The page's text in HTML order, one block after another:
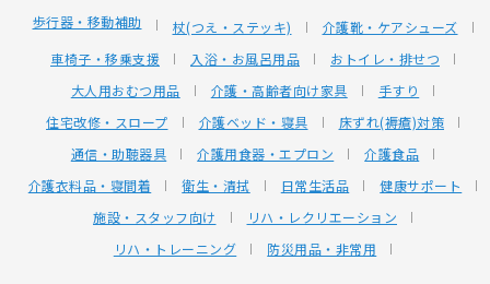
歩行器・移動補助 杖(つえ・ステッキ)
介護靴・ケアシューズ
車椅子・移乗支援
入浴・お風呂用品
おトイレ・排せつ
大人用おむつ用品
介護・高齢者向け家具
手すり
住宅改修・スロープ
介護ベッド・寝具
床ずれ(褥瘡)対策
通信・助聴器具
介護用食器・エプロン
介護食品
介護衣料品・寝間着
衛生・清拭 日常生活品
健康サポート
施設・スタッフ向け
リハ・レクリエーション
リハ・トレーニング
防災用品・非常用